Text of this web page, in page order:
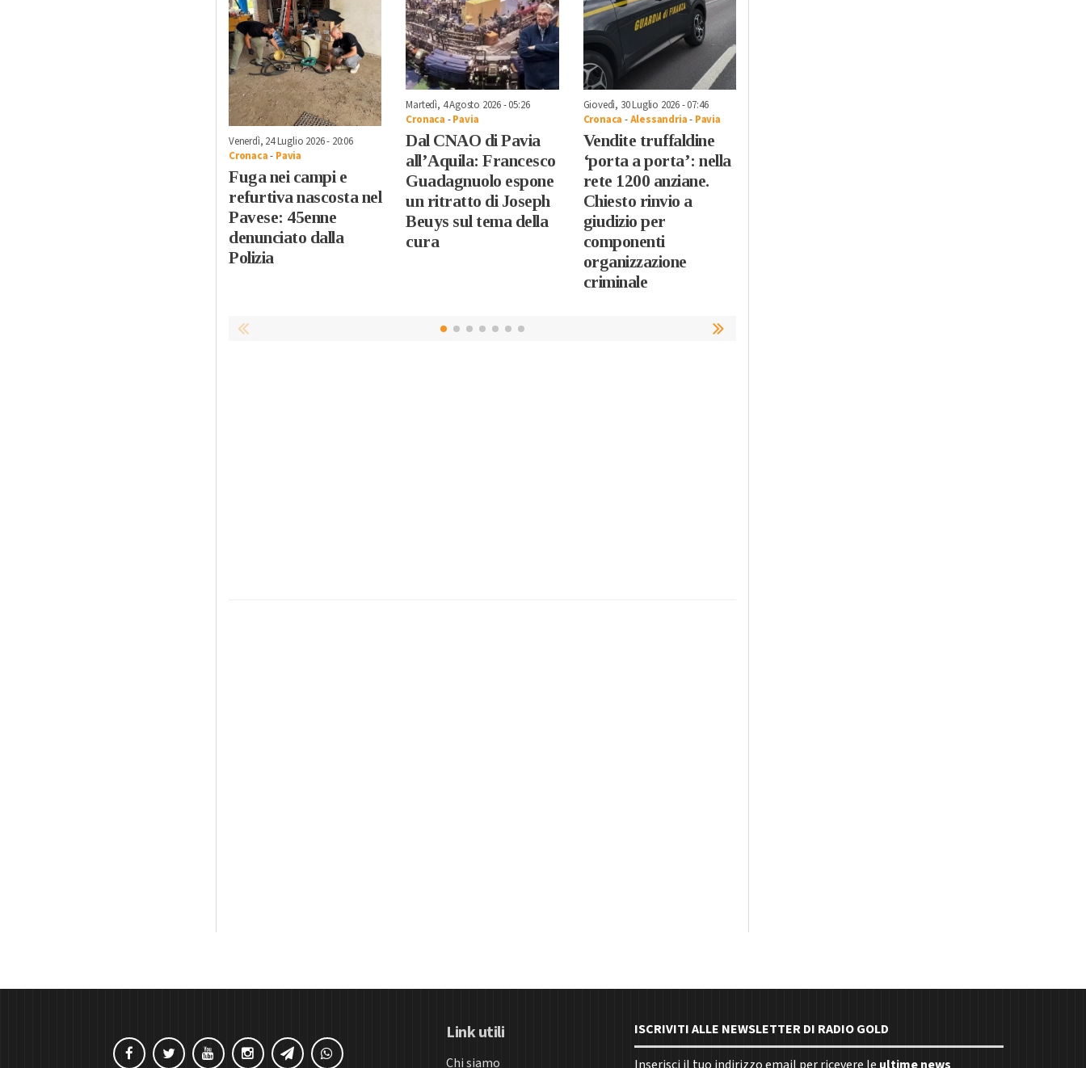
Venerdì, 24 Luglio 2026 - 20:06
Cronaca- Pavia
Fuga nei campi e
refurtiva nascosta nel
Pavese: 45enne
denunciato dalla
Polizia
Martedì, 4 Agosto 2026 - 05:26
Cronaca -Pavia
Dal CNAO di Pavia
all’Aquila: Francesco
Guadagnuolo espone
un ritratto di Joseph
Beuys sul tema della
cura
Giovedì, 30 Luglio 2026 - 07:46
Cronaca -Alessandria- Pavia
Vendite truffaldine
‘porta a porta’: nella
rete 1200 anziane.
Chiesto rinvio a
giudizio per
componenti
organizzazione
criminale
Link utili
Chi siamo
ISCRIVITI ALLE NEWSLETTER DI RADIO GOLD